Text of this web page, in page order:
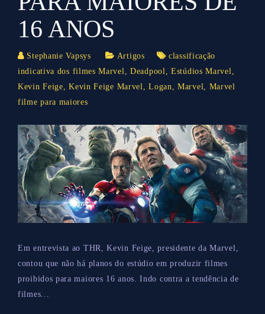
16 ANOS
Stephanie Vapsys Artigos
classificação
indicativa dos filmes Marvel
,Deadpool ,Estúdios Marvel
Kevin Feige ,Kevin Feige Marvel ,Logan ,Marvel
Marvel
filme para maiores
Em entrevista ao THR, Kevin Feige, presidente da Marvel,
contou que não há planos do estúdio em produzir filmes
proibidos para maiores 16 anos. Indo contra a tendência de
filmes...